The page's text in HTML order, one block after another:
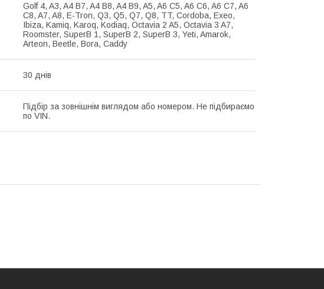
Golf 4, A3, A4 B7, A4 B8, A4 B9, A5, A6 C5, A6 C6, A6 C7, A6
C8, A7, A8, E-Tron, Q3, Q5, Q7, Q8, TT, Cordoba, Exeo,
Ibiza, Kamiq, Karoq, Kodiaq, Octavia 2 A5, Octavia 3 A7,
Roomster, SuperB 1, SuperB 2, SuperB 3, Yeti, Amarok,
Arteon, Beetle, Bora, Caddy
30 днів
Підбір за зовнішнім виглядом або номером. Не підбираємо
по VIN.